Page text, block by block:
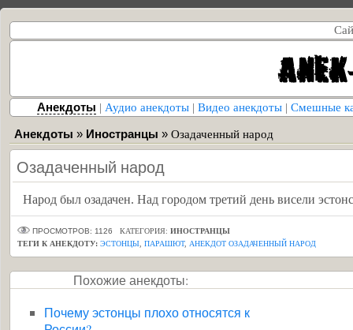
Анекдоты | Аудио анекдоты | Видео анекдоты | Смешные
Анекдоты » Иностранцы » Озадаченный народ
Озадаченный народ
Народ был озадачен. Над городом третий день висели
ПРОСМОТРОВ: 1126 КАТЕГОРИЯ: ИНОСТРАНЦЫ
ТЕГИ К АНЕКДОТУ: ЭСТОНЦЫ ПАРАШЮТ, АНЕКДОТ ОЗАДАЧЕННЫЙ НАРОД
Похожие анекдоты:
Почему эстонцы плохо относятся к